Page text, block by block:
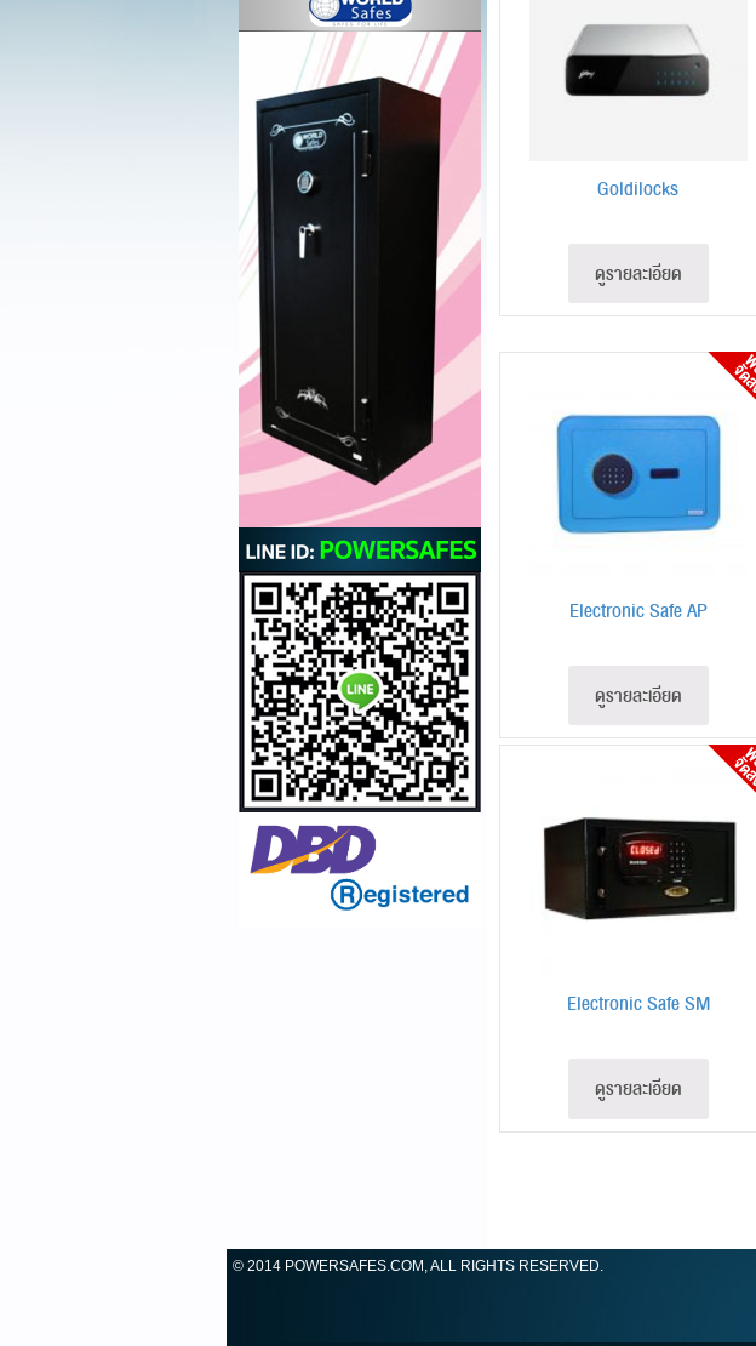
Goldilocks
ดูรายละเอียด
Electronic Safe AP
ดูรายละเอียด
Electronic Safe SM
ดูรายละเอียด
© 2014 POWERSAFES.COM, ALL RIGHTS RESERVED.